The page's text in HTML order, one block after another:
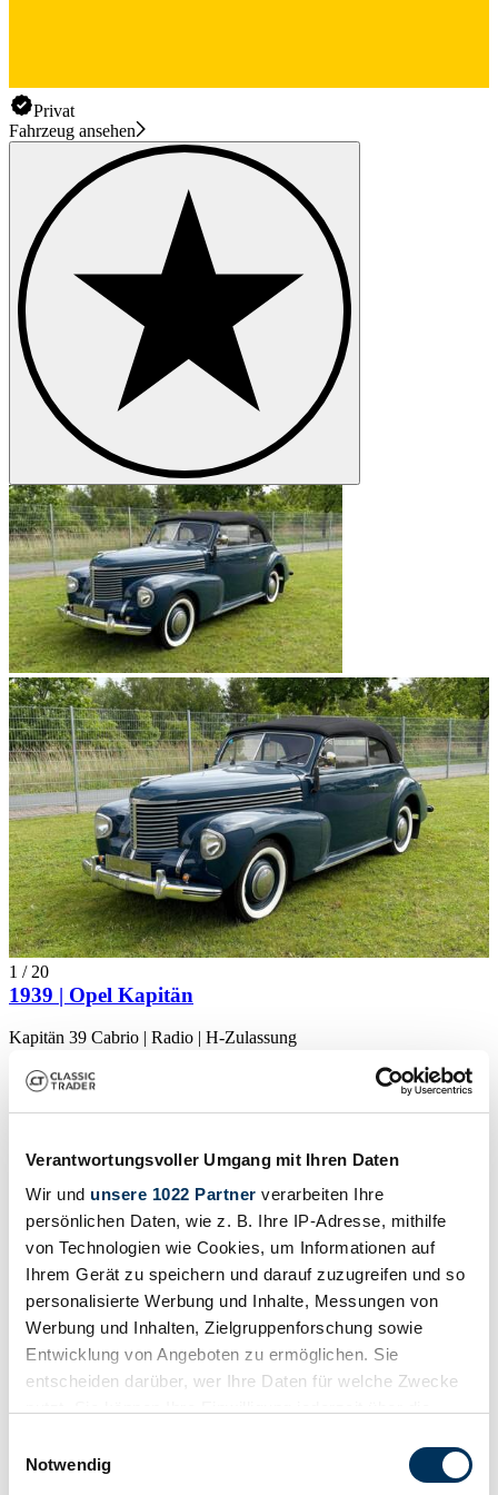
Verantwortungsvoller Umgang mit Ihren Daten
Wir und unsere 1022 Partner verarbeiten Ihre
persönlichen Daten, wie z. B. Ihre IP-Adresse, mithilfe
von Technologien wie Cookies, um Informationen auf
Ihrem Gerät zu speichern und darauf zuzugreifen und so
personalisierte Werbung und Inhalte, Messungen von
Werbung und Inhalten, Zielgruppenforschung sowie
Entwicklung von Angeboten zu ermöglichen. Sie
entscheiden darüber, wer Ihre Daten für welche Zwecke
Trigger Symbol ändern oder widerrufen
Notwendig
Privat
Fahrzeug ansehen
1 / 20
1939 | Opel Kapitän
Kapitän 39 Cabrio | Radio | H-Zulassung
CHF 45'754
Händler
Karosserieform